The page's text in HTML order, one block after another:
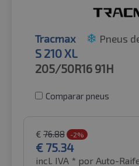
Tracmax Pneus
S 210 XL
205/50R16 91H
Comparar pneus
€ 76.88 -2%
€ 75.34
incl. IVA * por Auto-